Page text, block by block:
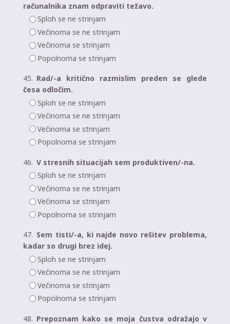
računalnika znam odpraviti težavo.
Sploh se ne strinjam
Večinoma se ne strinjam
Večinoma se strinjam
Popolnoma se strinjam
45. Rad/-a kritično razmislim preden se glede
česa odločim.
Sploh se ne strinjam
Večinoma se ne strinjam
Večinoma se strinjam
Popolnoma se strinjam
46. V stresnih situacijah sem produktiven/-na.
Sploh se ne strinjam
Večinoma se ne strinjam
Večinoma se strinjam
Popolnoma se strinjam
47. Sem tisti/-a, ki najde novo rešitev problema,
kadar so drugi brez idej.
Sploh se ne strinjam
Večinoma se ne strinjam
Večinoma se strinjam
Popolnoma se strinjam
48. Prepoznam kako se moja čustva odražajo v